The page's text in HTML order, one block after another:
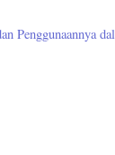
Penggunaannya